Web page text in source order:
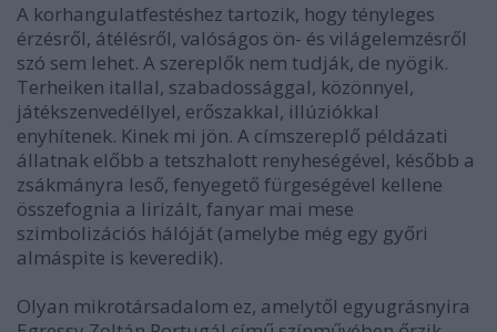
A korhangulatfestéshez tartozik, hogy tényleges
érzésről, átélésről, valóságos ön- és világelemzésről
szó sem lehet. A szereplők nem tudják, de nyögik.
Terheiken itallal, szabadossággal, közönnyel,
játékszenvedéllyel, erőszakkal, illúziókkal
enyhítenek. Kinek mi jön. A címszereplő példázati
állatnak előbb a tetszhalott renyheségével, később a
zsákmányra leső, fenyegető fürgeségével kellene
összefognia a lirizált, fanyar mai mese
szimbolizációs hálóját (amelybe még egy győri
almáspite is keveredik).
Olyan mikrotársadalom ez, amelytől egyugrásnyira